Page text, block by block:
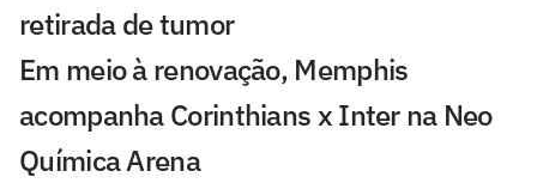
retirada de tumor
Em meio à renovação, Memphis
acompanha Corinthians x Inter na Neo
Química Arena